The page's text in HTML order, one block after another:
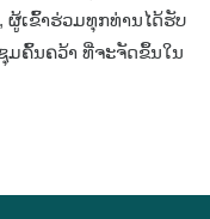
ເຂົ້າຮ່ວມທຸກທ່ານໄດ້ຮັບ
ຄົ້ນຄວ້າ ທີ່ຈະຈັດຂຶ້ນໃນ